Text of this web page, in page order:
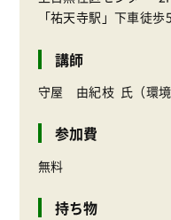
「祐天寺駅」下車徒
講師
守屋 由紀枝 氏（環境
参加費
無料
持ち物